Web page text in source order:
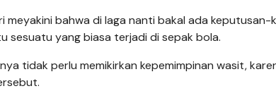
meyakini bahwa di laga nanti bakal ada
sesuatu yang biasa terjadi di sepak bola.
tidak perlu memikirkan kepemimpinan wasit,